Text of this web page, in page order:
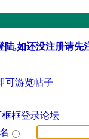
,如还没注册请先
可游览帖子
框登录论坛